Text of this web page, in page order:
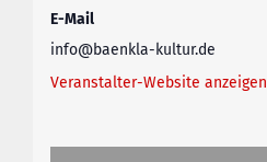
E-Mail
info@baenkla-kultur.de
Veranstalter-Website anzeigen